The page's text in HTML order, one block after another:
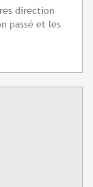
direction
passé et les